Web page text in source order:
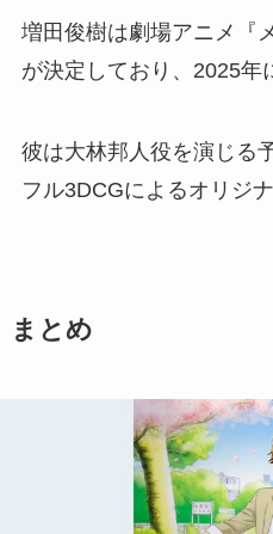
増田俊樹は劇場アニメ『
が決定しており、2025年
彼は大林邦人役を演じる
フル3DCGによるオリジ
まとめ